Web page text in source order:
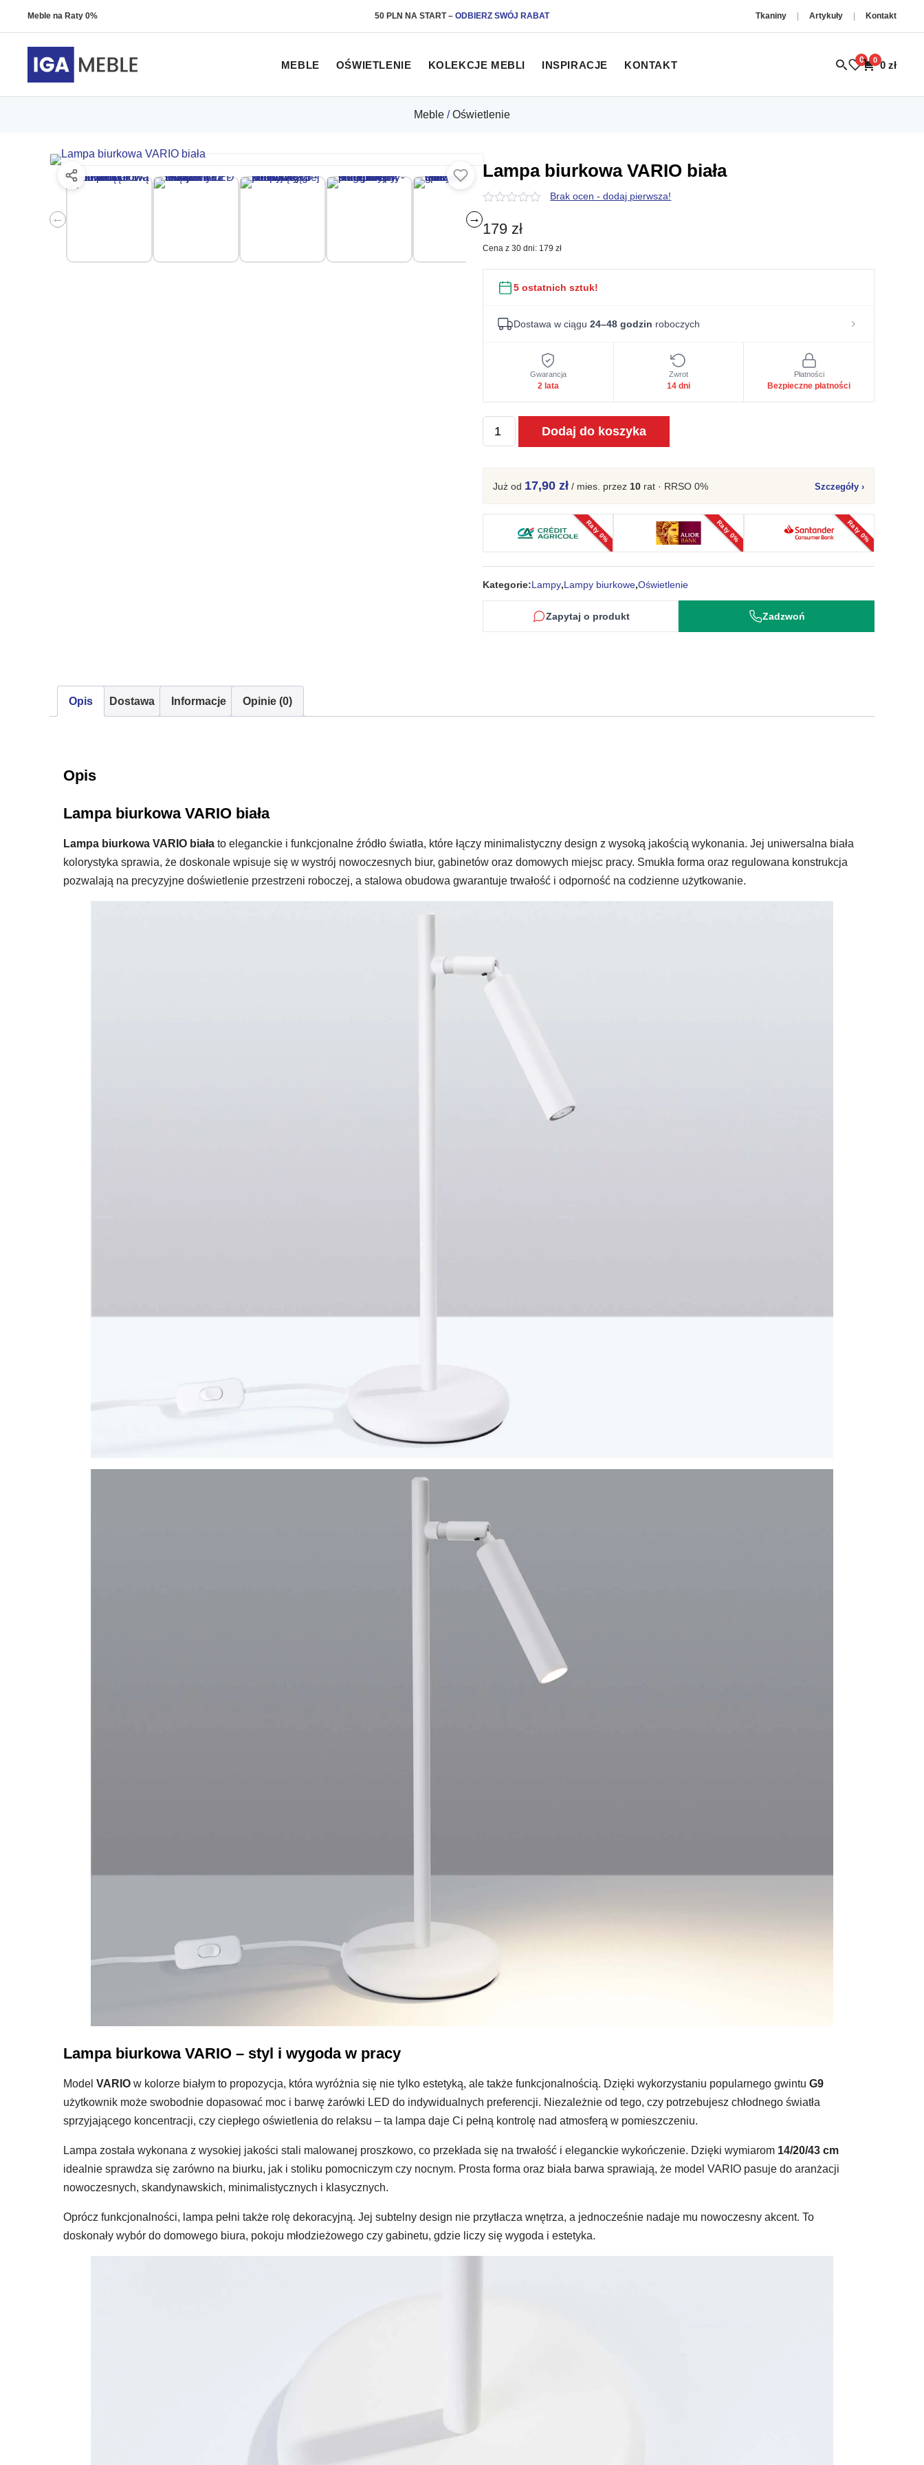
Meble na Raty 0% 50 PLN NA START– ODBIERZ SWÓJ RABAT Tkaniny Artykuły Kontakt
MEBLE OŚWIETLENIE KOLEKCJE MEBLI INSPIRACJE KONTAKT 0 0 0 zł
Meble /Oświetlenie
← →
Lampa biurkowa VARIO biała
z
5
Brak ocen - dodaj pierwsza!
179 zł
Cena z 30 dni: 179 zł
5 ostatnich sztuk!
Dostawa w ciągu 24–48 godzin roboczych
Gwarancja
2 lata
Zwrot
14 dni
Płatności
Bezpieczne płatności
ilość
Lampa
VARIO
Dodaj do koszyka
Już od 17,90 zł / mies. przez 10 rat · RRSO 0% Szczegóły ›
Raty 0% Raty 0% Raty 0%
Kategorie:Lampy,Lampy biurkowe,Oświetlenie
Zapytaj o produkt Zadzwoń
Opis Dostawa Informacje Opinie (0)
Opis
Lampa biurkowa VARIO biała
Lampa biurkowa VARIO biała to eleganckie i funkcjonalne źródło światła, które łączy minimalistyczny design z wysoką jakością wykonania. Jej uniwersalna biała
kolorystyka sprawia, że doskonale wpisuje się w wystrój nowoczesnych biur, gabinetów oraz domowych miejsc pracy. Smukła forma oraz regulowana konstrukcja
pozwalają na precyzyjne doświetlenie przestrzeni roboczej, a stalowa obudowa gwarantuje trwałość i odporność na codzienne użytkowanie.
Lampa biurkowa VARIO – styl i wygoda w pracy
Model VARIO w kolorze białym to propozycja, która wyróżnia się nie tylko estetyką, ale także funkcjonalnością. Dzięki wykorzystaniu popularnego gwintu G9
użytkownik może swobodnie dopasować moc i barwę żarówki LED do indywidualnych preferencji. Niezależnie od tego, czy potrzebujesz chłodnego światła
sprzyjającego koncentracji, czy ciepłego oświetlenia do relaksu – ta lampa daje Ci pełną kontrolę nad atmosferą w pomieszczeniu.
Lampa została wykonana z wysokiej jakości stali malowanej proszkowo, co przekłada się na trwałość i eleganckie wykończenie. Dzięki wymiarom 14/20/43 cm
idealnie sprawdza się zarówno na biurku, jak i stoliku pomocniczym czy nocnym. Prosta forma oraz biała barwa sprawiają, że model VARIO pasuje do aranżacji
nowoczesnych, skandynawskich, minimalistycznych i klasycznych.
Oprócz funkcjonalności, lampa pełni także rolę dekoracyjną. Jej subtelny design nie przytłacza wnętrza, a jednocześnie nadaje mu nowoczesny akcent. To
doskonały wybór do domowego biura, pokoju młodzieżowego czy gabinetu, gdzie liczy się wygoda i estetyka.